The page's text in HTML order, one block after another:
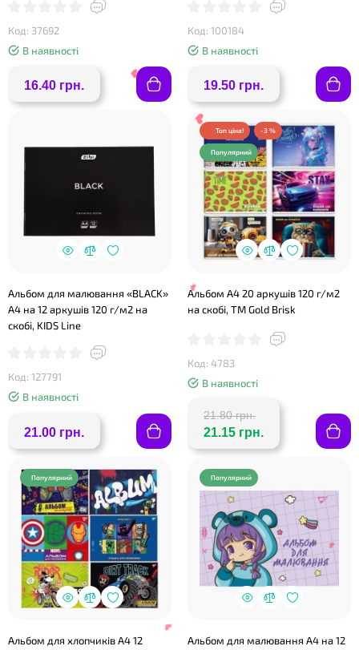
Код: 37692
В наявності
16.40 грн.
Код: 100184
В наявності
19.50 грн.
Альбом для малювання «BLACK»
А4 на 12 аркушів 120 г/м2 на
скобі, KIDS Line
Код: 127791
В наявності
21.00 грн.
Топ ціна! -3 %
Популярний
Альбом А4 20 аркушів 120 г/м2
на скобі, ТМ Gold Brisk
Код: 4783
В наявності
21.80 грн.
21.15 грн.
Популярний
Альбом для хлопчиків А4 12
Популярний
Альбом для малювання А4 на 12
❤